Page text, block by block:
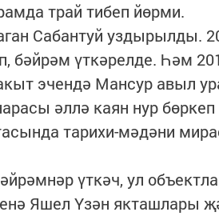
трай тибеп йөрми.
Сабантуй уздырылды.
үткәрелде. Һәм
эчендә Мансур авыл
әллә каян нур бөркеп
тарихи-мәдәни
үткәч, ул
Яшел Үзән якташлары